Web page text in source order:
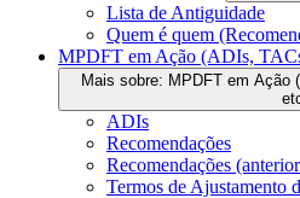
Lista de Antiguidade
Quem é quem
MPDFT em Ação (ADIs,
Mais sobre: MPDFT em Ação
ADIs
Recomendações
Recomendações
Termos de Ajustamento